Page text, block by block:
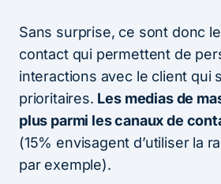
Sans surprise, ce sont donc
contact qui permettent de
interactions avec le client qui
prioritaires. Les medias de
plus parmi les canaux de
(15% envisagent d’utiliser la
par exemple).